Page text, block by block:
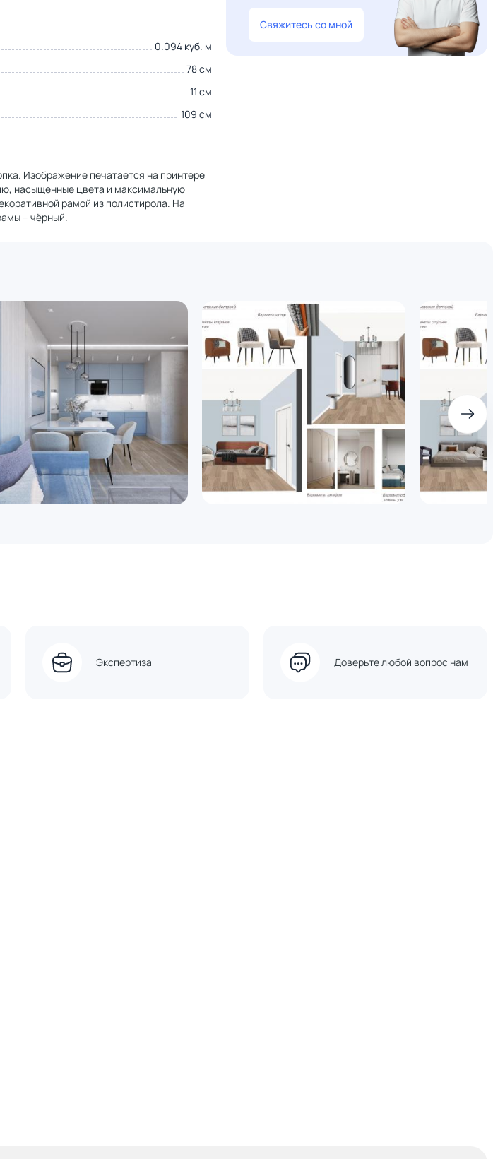
0.094 куб. м
78 см
11 см
109 см
Изображение печатается на принтере
насыщенные цвета и максимальную
рамой из полистирола. На
– чёрный.
Свяжитесь со мной
Экспертиза Доверьте любой вопрос нам